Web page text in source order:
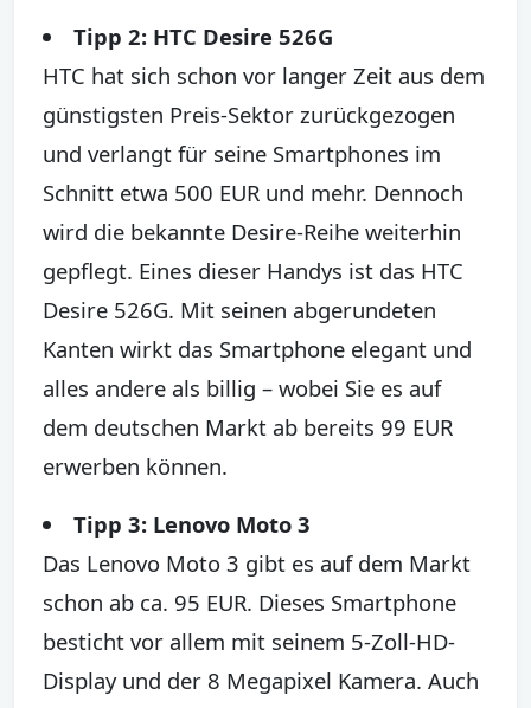
Tipp 2: HTC Desire 526G
HTC hat sich schon vor langer Zeit aus dem
günstigsten Preis-Sektor zurückgezogen
und verlangt für seine Smartphones im
Schnitt etwa 500 EUR und mehr. Dennoch
wird die bekannte Desire-Reihe weiterhin
gepflegt. Eines dieser Handys ist das HTC
Desire 526G. Mit seinen abgerundeten
Kanten wirkt das Smartphone elegant und
alles andere als billig – wobei Sie es auf
dem deutschen Markt ab bereits 99 EUR
erwerben können.
Tipp 3: Lenovo Moto 3
Das Lenovo Moto 3 gibt es auf dem Markt
schon ab ca. 95 EUR. Dieses Smartphone
besticht vor allem mit seinem 5-Zoll-HD-
Display und der 8 Megapixel Kamera. Auch